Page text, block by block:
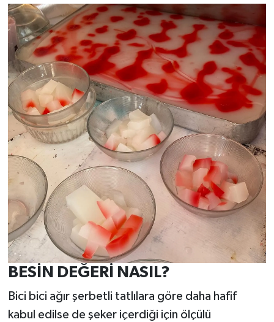
BESİN DEĞERİ NASIL?
Bici bici ağır şerbetli tatlılara göre daha hafif
kabul edilse de şeker içerdiği için ölçülü